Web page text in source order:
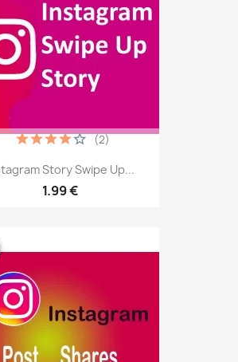
Story Swipe Up...
1.99 €
(2)